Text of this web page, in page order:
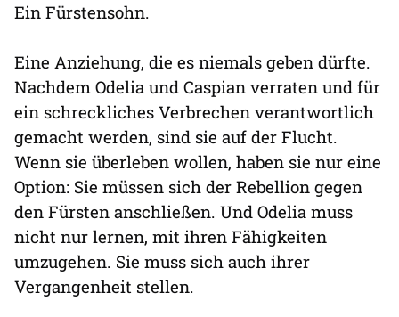
Ein Fürstensohn.
Eine Anziehung, die es niemals geben dürfte.
Nachdem Odelia und Caspian verraten und für
ein schreckliches Verbrechen verantwortlich
gemacht werden, sind sie auf der Flucht.
Wenn sie überleben wollen, haben sie nur eine
Option: Sie müssen sich der Rebellion gegen
den Fürsten anschließen. Und Odelia muss
nicht nur lernen, mit ihren Fähigkeiten
umzugehen. Sie muss sich auch ihrer
Vergangenheit stellen.